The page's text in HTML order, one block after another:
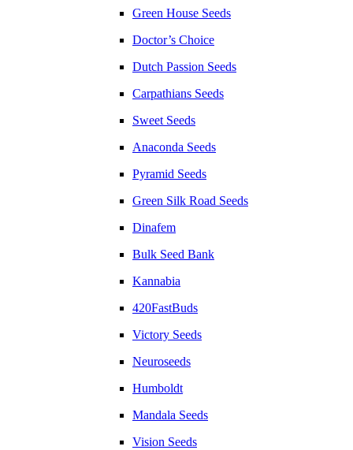
Green House Seeds
Doctor’s Choice
Dutch Passion Seeds
Carpathians Seeds
Sweet Seeds
Anaconda Seeds
Pyramid Seeds
Green Silk Road Seeds
Dinafem
Bulk Seed Bank
Kannabia
420FastBuds
Victory Seeds
Neuroseeds
Humboldt
Mandala Seeds
Vision Seeds